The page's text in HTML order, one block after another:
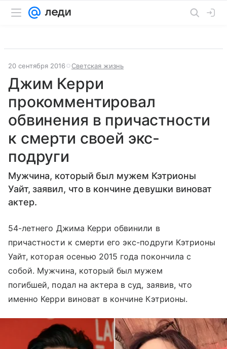
20 сентября 2016 Светская жизнь
Джим Керри
прокомментировал
обвинения в причастности
к смерти своей экс-
подруги
Мужчина, который был мужем Кэтрионы
Уайт, заявил, что в кончине девушки виноват
актер.
54-летнего Джима Керри обвинили в
причастности к смерти его экс-подруги Кэтрионы
Уайт, которая осенью 2015 года покончила с
собой. Мужчина, который был мужем
погибшей, подал на актера в суд, заявив, что
именно Керри виноват в кончине Кэтрионы.